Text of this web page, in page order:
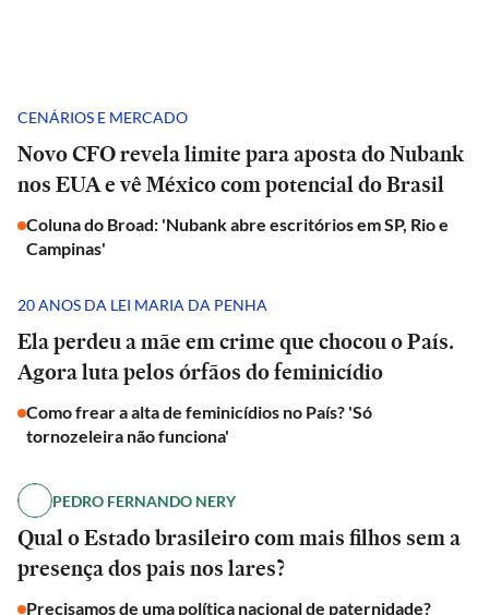
CENÁRIOS E MERCADO
Novo CFO revela limite para aposta do Nubank
nos EUA e vê México com potencial do Brasil
Coluna do Broad: 'Nubank abre escritórios em SP, Rio e
Campinas'
20 ANOS DA LEI MARIA DA PENHA
Ela perdeu a mãe em crime que chocou o País.
Agora luta pelos órfãos do feminicídio
Como frear a alta de feminicídios no País? 'Só
tornozeleira não funciona'
PEDRO FERNANDO NERY
Qual o Estado brasileiro com mais filhos sem a
presença dos pais nos lares?
Precisamos de uma política nacional de paternidade?